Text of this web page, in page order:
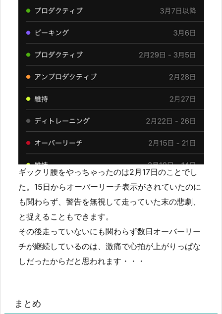
ギックリ腰をやっちゃったのは2月17日のことでし
た。15日からオーバーリーチ表示がされていたのに
も関わらず、警告を無視して走っていた末の悲劇、
と捉えることもできます。
その後走っていないにも関わらず数日オーバーリー
チが継続しているのは、激痛で心拍が上がりっぱな
しだったからだと思われます・・・
まとめ